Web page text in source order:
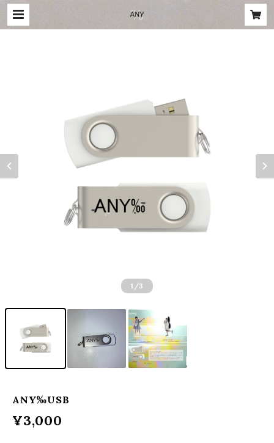
1 /3
ANY‰USB
¥3,000